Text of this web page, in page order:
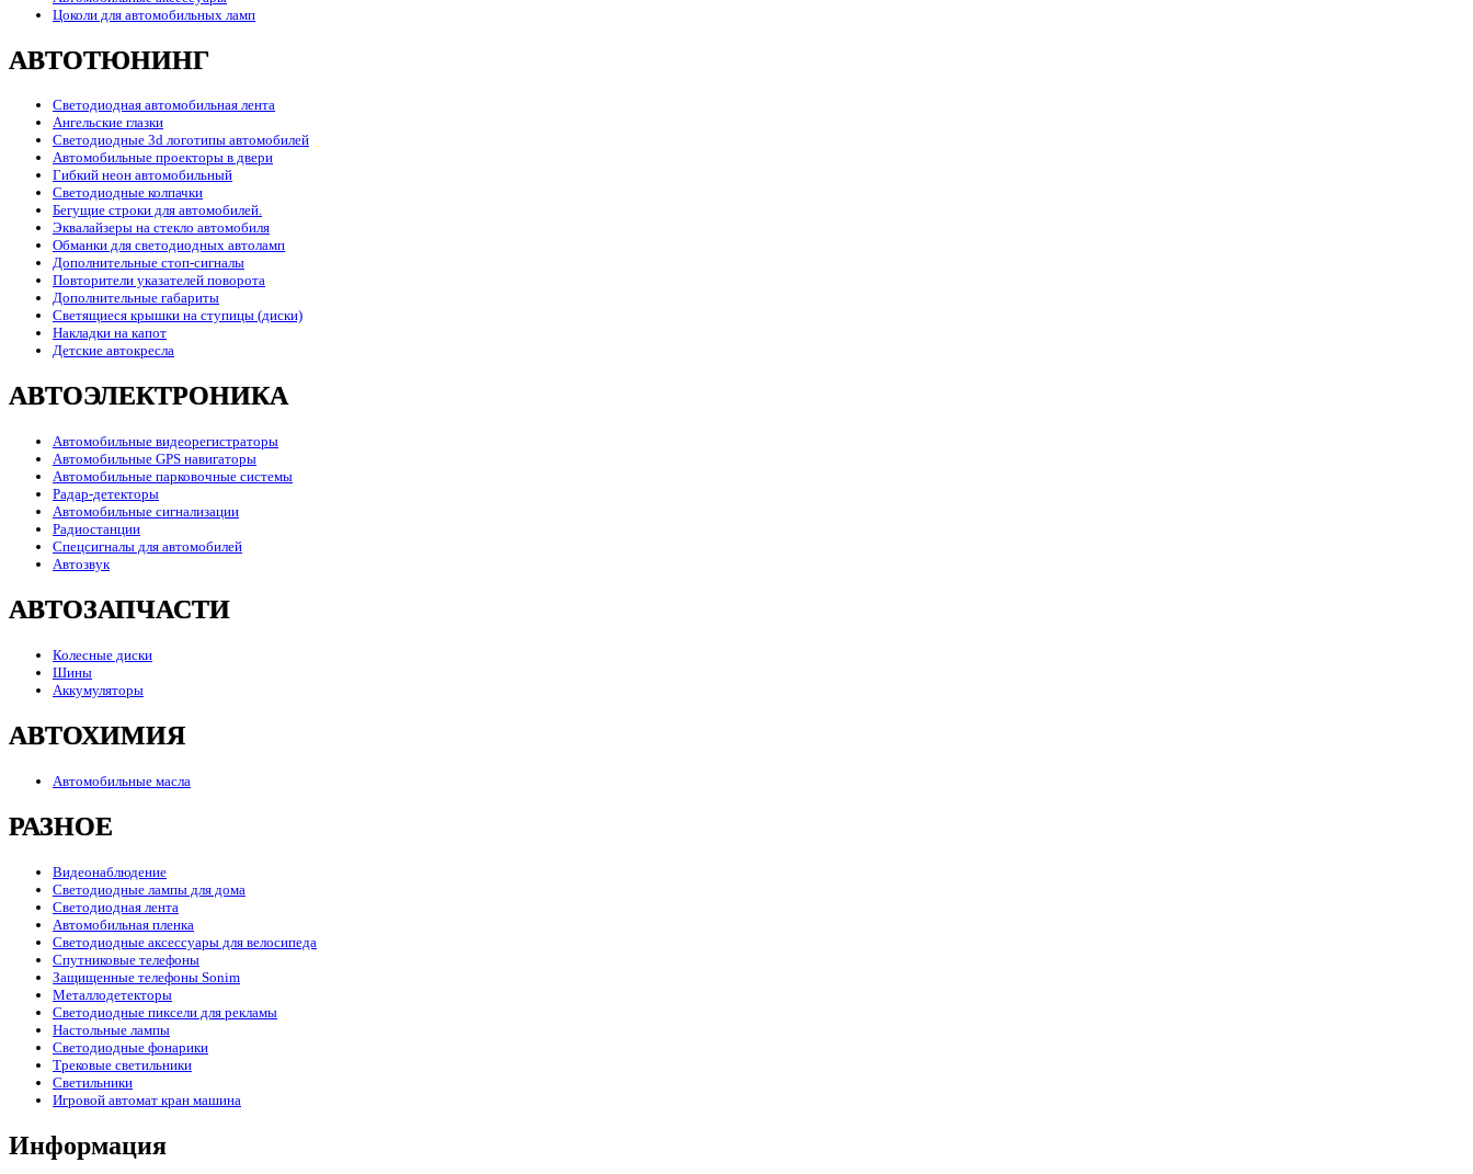
Цоколи для автомобильных ламп
АВТОТЮНИНГ
Светодиодная автомобильная лента
Ангельские глазки
Светодиодные 3d логотипы автомобилей
Автомобильные проекторы в двери
Гибкий неон автомобильный
Светодиодные колпачки
Бегущие строки для автомобилей.
Эквалайзеры на стекло автомобиля
Обманки для светодиодных автоламп
Дополнительные стоп-сигналы
Повторители указателей поворота
Дополнительные габариты
Светящиеся крышки на ступицы (диски)
Накладки на капот
Детские автокресла
АВТОЭЛЕКТРОНИКА
Автомобильные видеорегистраторы
Автомобильные GPS навигаторы
Автомобильные парковочные системы
Радар-детекторы
Автомобильные сигнализации
Радиостанции
Спецсигналы для автомобилей
Автозвук
АВТОЗАПЧАСТИ
Колесные диски
Шины
Аккумуляторы
АВТОХИМИЯ
Автомобильные масла
РАЗНОЕ
Видеонаблюдение
Светодиодные лампы для дома
Светодиодная лента
Автомобильная пленка
Светодиодные аксессуары для велосипеда
Спутниковые телефоны
Защищенные телефоны Sonim
Металлодетекторы
Светодиодные пиксели для рекламы
Настольные лампы
Светодиодные фонарики
Трековые светильники
Светильники
Игровой автомат кран машина
Информация